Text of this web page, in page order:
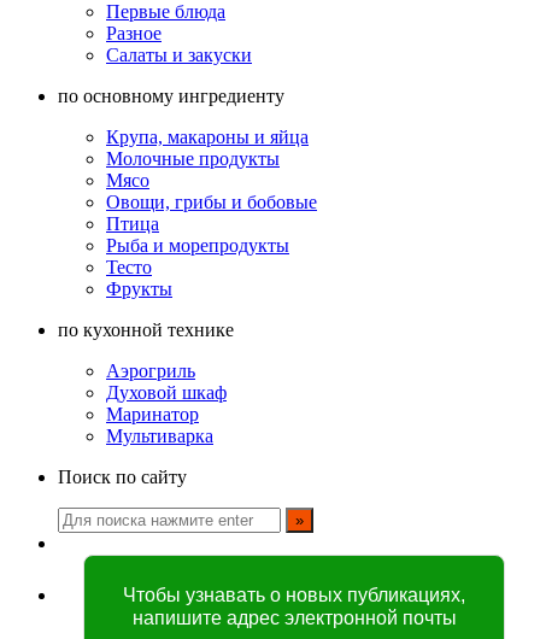
Первые блюда
Разное
Салаты и закуски
по основному ингредиенту
Крупа, макароны и яйца
Молочные продукты
Мясо
Овощи, грибы и бобовые
Птица
Рыба и морепродукты
Тесто
Фрукты
по кухонной технике
Аэрогриль
Духовой шкаф
Маринатор
Мультиварка
Поиск по сайту
Чтобы узнавать о новых публикациях,
напишите адрес электронной почты